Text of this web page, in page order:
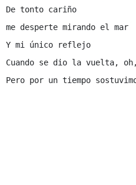
De tonto cariño
me desperte mirando el mar
Y mi único reflejo
Cuando se dio la vuelta, oh,
Pero por un tiempo